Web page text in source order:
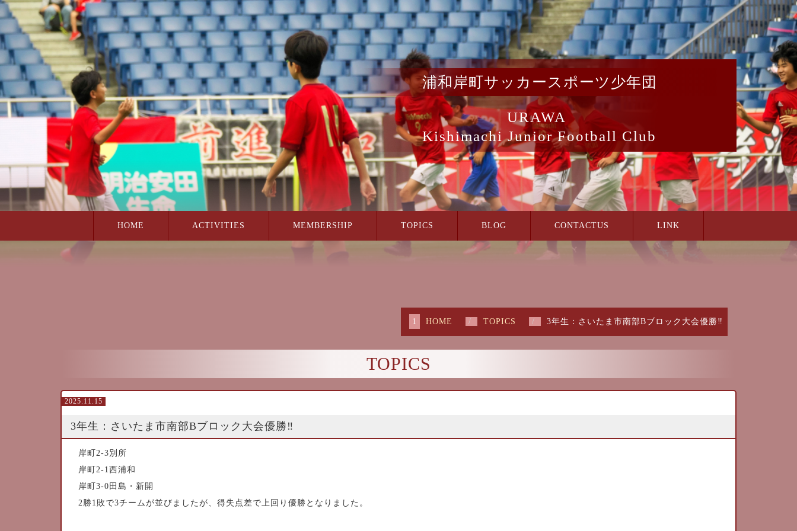
浦和岸町サッカースポーツ少年団
URAWA
Kishimachi Junior Football Club
この上でダブルクリック - 見出しの編集
HOME ACTIVITIES MEMBERSHIP TOPICS BLOG CONTACTUS LINK
HOME TOPICS 3年生：さいたま市南部Bブロック大会優勝‼
TOPICS
2025.11.15
3年生：さいたま市南部Bブロック大会優勝‼
岸町2-3別所
岸町2-1西浦和
岸町3-0田島・新開
2勝1敗で3チームが並びましたが、得失点差で上回り優勝となりました。